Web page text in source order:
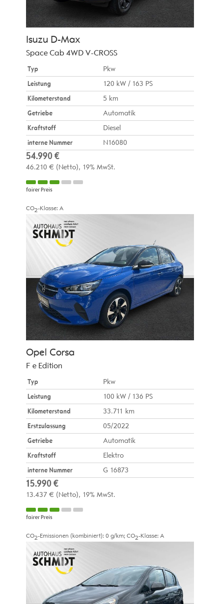
Isuzu D-Max
Space Cab 4WD V-CROSS
Typ
Pkw
Leistung
120 kW / 163 PS
Kilometerstand
5 km
Getriebe
Automatik
Kraftstoff
Diesel
interne Nummer
N16080
54.990 €
46.210 € (Netto) 19% MwSt.
fairer Preis
CO2-Klasse: A
Opel Corsa
F e Edition
Typ
Pkw
Leistung
100 kW / 136 PS
Kilometerstand
33.711 km
Erstzulassung
05/2022
Getriebe
Automatik
Kraftstoff
Elektro
interne Nummer
G 16873
15.990 €
13.437 € (Netto) 19% MwSt.
fairer Preis
CO2-Emissionen (kombiniert): 0 g/km; CO2-Klasse: A